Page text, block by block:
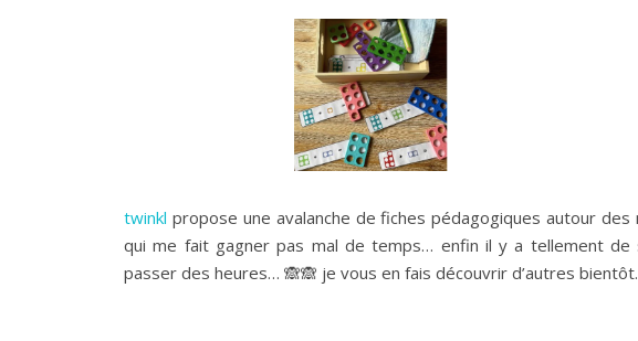
twinkl propose une avalanche de fiches pédagogiques autour
qui me fait gagner pas mal de temps… enfin il y a tellement
passer des heures… 🙈🙈 je vous en fais découvrir d’autres